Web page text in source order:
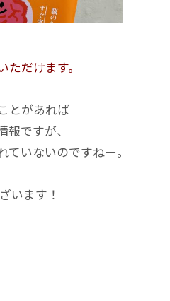
だけます。
とがあれば
ですが、
いないのですねー。
います！